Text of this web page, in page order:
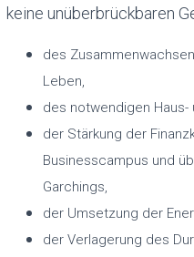
keine unüberbrückbaren
des
Leben,
des notwendigen Haus-
der Stärkung der
Businesscampus und
Garchings,
der Umsetzung der
der Verlagerung des